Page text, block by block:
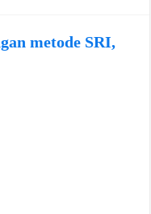
metode SRI,